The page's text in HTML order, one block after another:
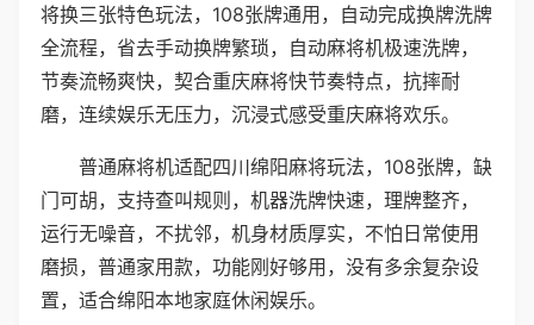
将换三张特色玩法，108张牌通用，自动完成换牌洗牌
全流程，省去手动换牌繁琐，自动麻将机极速洗牌，
节奏流畅爽快，契合重庆麻将快节奏特点，抗摔耐
磨，连续娱乐无压力，沉浸式感受重庆麻将欢乐。
普通麻将机适配四川绵阳麻将玩法，108张牌，缺
门可胡，支持查叫规则，机器洗牌快速，理牌整齐，
运行无噪音，不扰邻，机身材质厚实，不怕日常使用
磨损，普通家用款，功能刚好够用，没有多余复杂设
置，适合绵阳本地家庭休闲娱乐。